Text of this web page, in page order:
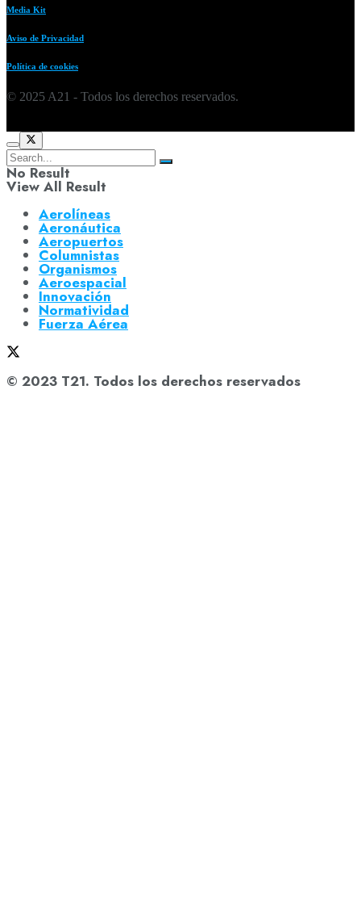
Media Kit
Aviso de Privacidad
Política de cookies
© 2025 A21 - Todos los derechos reservados.
No Result
View All Result
Aerolíneas
Aeronáutica
Aeropuertos
Columnistas
Organismos
Aeroespacial
Innovación
Normatividad
Fuerza Aérea
© 2023 T21. Todos los derechos reservados